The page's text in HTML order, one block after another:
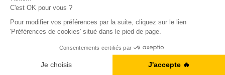
Nos derniers articles de
blog
Conjugaison anglaise